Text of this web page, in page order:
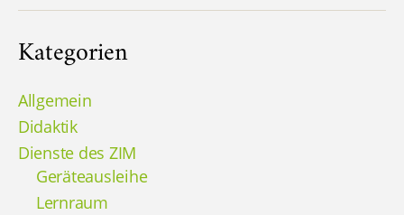
Kategorien
Allgemein
Didaktik
Dienste des ZIM
Geräteausleihe
Lernraum